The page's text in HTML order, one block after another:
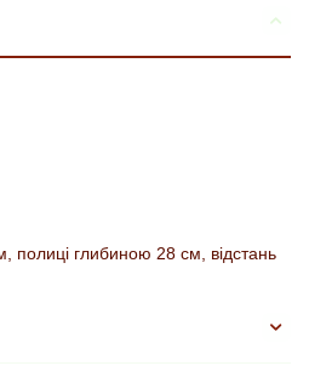
полиці глибиною 28 см, відстань